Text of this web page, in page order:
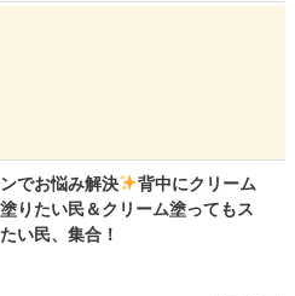
でお悩み解決
背中にクリーム
りたい民＆クリーム塗ってもス
い民、集合！